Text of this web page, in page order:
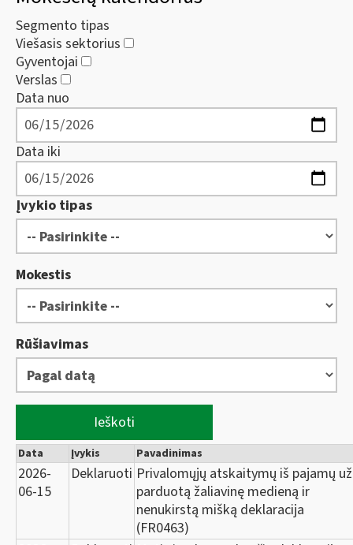
Segmento tipas
Viešasis sektorius
Gyventojai
Verslas
Data nuo
Data iki
Įvykio tipas
Mokestis
Rūšiavimas
Ieškoti
Data Įvykis Pavadinimas
2026-
06-15
Deklaruoti Privalomųjų atskaitymų iš pajamų už
parduotą žaliavinę medieną ir
nenukirstą mišką deklaracija
(FR0463)